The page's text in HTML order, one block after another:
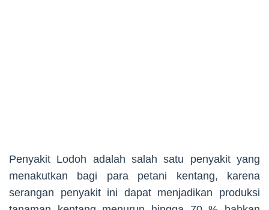
Penyakit Lodoh adalah salah satu penyakit yang
menakutkan bagi para petani kentang, karena
serangan penyakit ini dapat menjadikan produksi